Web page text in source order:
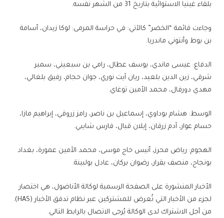
بلقاء غينيا الاستوائية بتاريخ 31 من الشهر نفسه.
وجاءت قائمة “الخضر” كالآتي: في حراسة المرمى: لوكا زيدان، أسامة
بن بوط وأنتوني ماندريا.
الدفاع: عيسى ماندي، يوسف عطال، رامي بن سبعيني، سمير
شرقي، زين الدين بلعيد، ريان آيت نوري، جوان حجام، رفيق بلغالي،
مهدي دورفال، محمد الأمين توغاي.
الوسط: هشام بوداوي، إسماعيل بن ناصر، رامز زروقي، إبراهيم مازا،
حسام عوار، آدم زرقان، إيلان قبال، فارس شايبي.
الهجوم: رياض محرز، أنيس حاج موسى، محمد الأمين عمورة، بغداد
بونجاح، منصف بقرار، رضوان بركان، عادل بولبينة.
الأخبار المنشورة على الصفحة الرسمية لوكالة الأناضول، هي اختصار
لجزء من الأخبار التي تُعرض للمشتركين عبر نظام تدفق الأخبار (HAS).
من أجل الاشتراك لدى الوكالة يُرجى الاتصال بالرابط التالي.